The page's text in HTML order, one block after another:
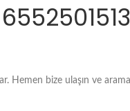
Hemen bize ulaşın ve